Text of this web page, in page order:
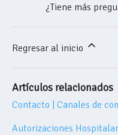
¿Tiene más
Regresar al inicio
Artículos relacionados
Contacto | Canales de
Autorizaciones